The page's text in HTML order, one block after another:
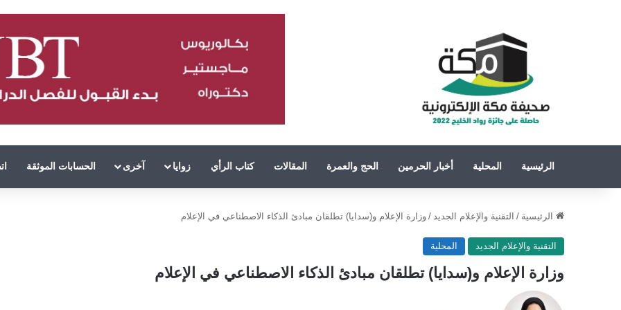
الرئيسية المحلية أخبار الحرمين الحج والعمرة المقالات كتاب الرأي زوايا آخرى الحسابات الموثقة
الرئيسية / التقنية والإعلام الجديد / وزارة الإعلام و(سدايا) تطلقان مبادئ الذكاء الاصطناعي في الإعلام
التقنية والإعلام الجديد المحلية
وزارة الإعلام و(سدايا) تطلقان مبادئ الذكاء الاصطناعي في الإعلام